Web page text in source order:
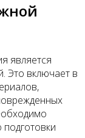
является
Это включает в